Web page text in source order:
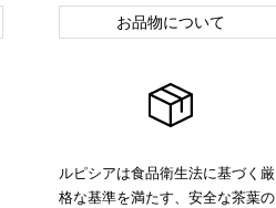
お品物について
ルピシアは食品衛生法に基づく厳
格な基準を満たす、安全な茶葉の